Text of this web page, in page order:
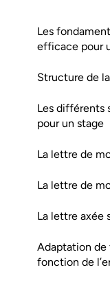
Les
efficace pour
Structure de
Les différents
pour un stage
La lettre de
La lettre de
La lettre axée
Adaptation
fonction de